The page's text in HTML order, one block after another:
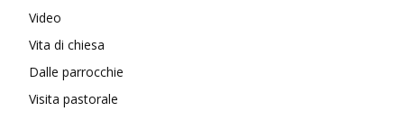
Video
Vita di chiesa
Dalle parrocchie
Visita pastorale